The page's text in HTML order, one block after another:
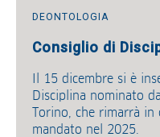
DEONTOLOGIA
Consiglio di
Il 15 dicembre si è
Disciplina nominato
Torino, che rimarrà
mandato nel 2025.